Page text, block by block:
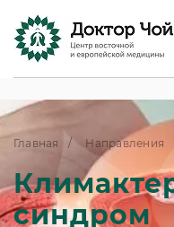
Главная Направления
синдром